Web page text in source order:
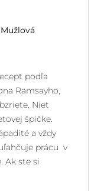
podľa
Ramsayho,
Niet
špičke.
a vždy
prácu v
Ak ste si